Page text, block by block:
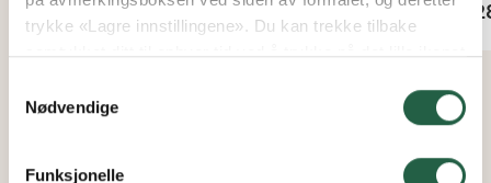
trykke «Lagre innstillingene». Du kan trekke tilbake
samtykket ditt til enhver tid ved å trykke på det lille ikonet
om hvordan vi bruker informasjonskapsler og annen
Nødvendige
Funksjonelle
kr 95 kr